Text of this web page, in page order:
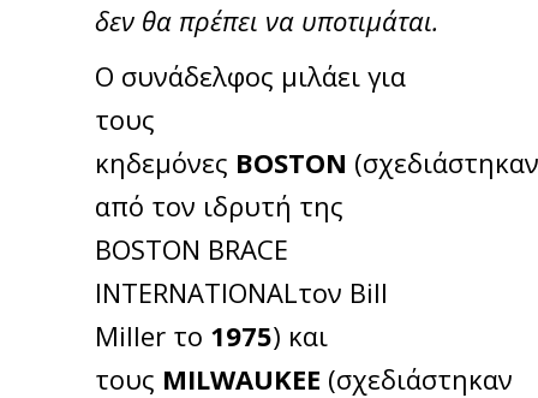
δεν θα πρέπει να υποτιμάται.
Ο συνάδελφος μιλάει για
τους
κηδεμόνες BOSTON (σχεδιάστηκαν
από τον ιδρυτή της
BOSTON BRACE
INTERNATIONALτον Bill
Miller το 1975) και
τους MILWAUKEE (σχεδιάστηκαν